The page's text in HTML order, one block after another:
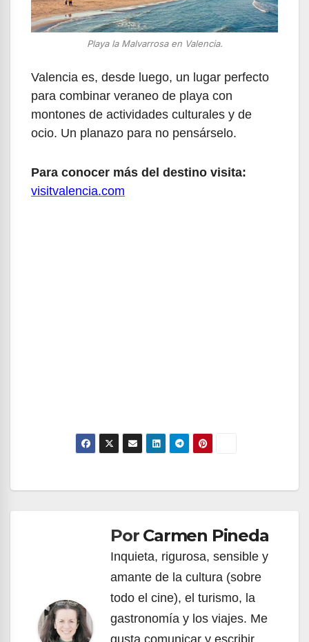
Playa la Malvarrosa en Valencia.
Valencia es, desde luego, un lugar perfecto
para combinar veraneo de playa con
montones de actividades culturales y de
ocio. Un planazo para no pensárselo.
Para conocer más del destino visita:
visitvalencia.com
entradasPor Carmen Pineda
Inquieta, rigurosa, sensible y
amante de la cultura (sobre
todo el cine), el turismo, la
gastronomía y los viajes. Me
gusta comunicar y escribir